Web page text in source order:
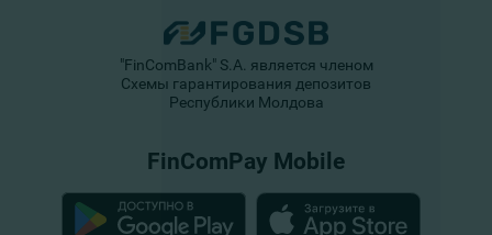
"FinComBank" S.A. является членом
Схемы гарантирования депозитов
Республики Молдова
FinComPay Mobile